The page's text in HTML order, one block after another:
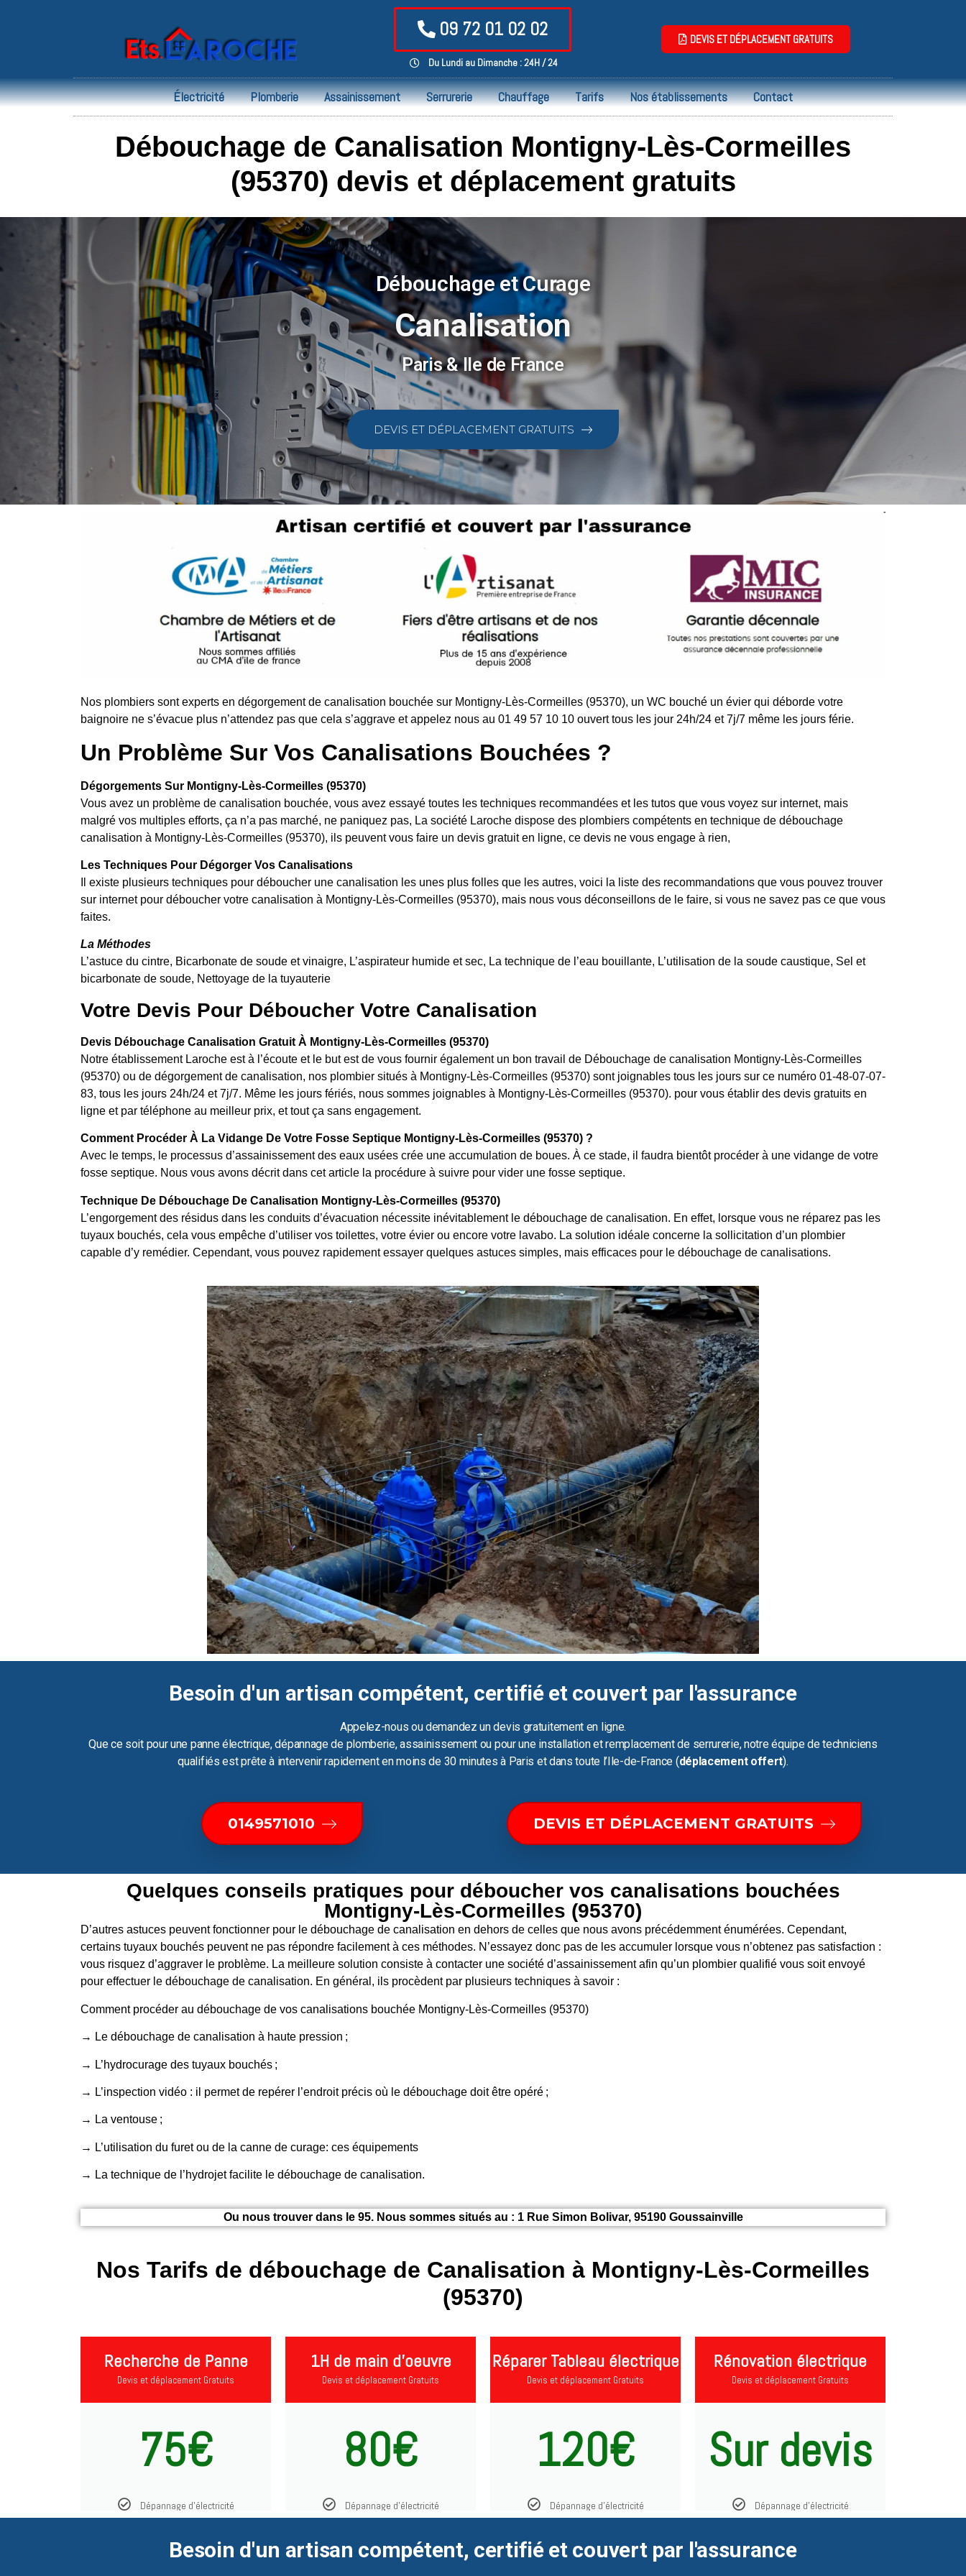
09 72 01 02 02
Du Lundi au Dimanche : 24H / 24
DEVIS ET DÉPLACEMENT GRATUITS
Électricité Plomberie Assainissement Serrurerie Chauffage Tarifs Nos établissements Contact
Débouchage de Canalisation Montigny-Lès-Cormeilles
(95370) devis et déplacement gratuits
Débouchage et Curage
Canalisation
Paris & Ile de France
DEVIS ET DÉPLACEMENT GRATUITS
Nos plombiers sont experts en dégorgement de canalisation bouchée sur Montigny-Lès-Cormeilles (95370), un WC bouché un évier qui déborde votre
baignoire ne s’évacue plus n’attendez pas que cela s’aggrave et appelez nous au 01 49 57 10 10 ouvert tous les jour 24h/24 et 7j/7 même les jours férie.
Un Problème Sur Vos Canalisations Bouchées ?
Dégorgements Sur Montigny-Lès-Cormeilles (95370)
Vous avez un problème de canalisation bouchée, vous avez essayé toutes les techniques recommandées et les tutos que vous voyez sur internet, mais
malgré vos multiples efforts, ça n’a pas marché, ne paniquez pas, La société Laroche dispose des plombiers compétents en technique de débouchage
canalisation à Montigny-Lès-Cormeilles (95370), ils peuvent vous faire un devis gratuit en ligne, ce devis ne vous engage à rien,
Les Techniques Pour Dégorger Vos Canalisations
Il existe plusieurs techniques pour déboucher une canalisation les unes plus folles que les autres, voici la liste des recommandations que vous pouvez trouver
sur internet pour déboucher votre canalisation à Montigny-Lès-Cormeilles (95370), mais nous vous déconseillons de le faire, si vous ne savez pas ce que vous
faites.
La Méthodes
L’astuce du cintre, Bicarbonate de soude et vinaigre, L’aspirateur humide et sec, La technique de l’eau bouillante, L’utilisation de la soude caustique, Sel et
bicarbonate de soude, Nettoyage de la tuyauterie
Votre Devis Pour Déboucher Votre Canalisation
Devis Débouchage Canalisation Gratuit À Montigny-Lès-Cormeilles (95370)
Notre établissement Laroche est à l’écoute et le but est de vous fournir également un bon travail de Débouchage de canalisation Montigny-Lès-Cormeilles
(95370) ou de dégorgement de canalisation, nos plombier situés à Montigny-Lès-Cormeilles (95370) sont joignables tous les jours sur ce numéro 01-48-07-07-
83, tous les jours 24h/24 et 7j/7. Même les jours fériés, nous sommes joignables à Montigny-Lès-Cormeilles (95370). pour vous établir des devis gratuits en
ligne et par téléphone au meilleur prix, et tout ça sans engagement.
Comment Procéder À La Vidange De Votre Fosse Septique Montigny-Lès-Cormeilles (95370) ?
Avec le temps, le processus d’assainissement des eaux usées crée une accumulation de boues. À ce stade, il faudra bientôt procéder à une vidange de votre
fosse septique. Nous vous avons décrit dans cet article la procédure à suivre pour vider une fosse septique.
Technique De Débouchage De Canalisation Montigny-Lès-Cormeilles (95370)
L’engorgement des résidus dans les conduits d’évacuation nécessite inévitablement le débouchage de canalisation. En effet, lorsque vous ne réparez pas les
tuyaux bouchés, cela vous empêche d’utiliser vos toilettes, votre évier ou encore votre lavabo. La solution idéale concerne la sollicitation d’un plombier
capable d’y remédier. Cependant, vous pouvez rapidement essayer quelques astuces simples, mais efficaces pour le débouchage de canalisations.
Besoin d'un artisan compétent, certifié et couvert par l'assurance
Appelez-nous ou demandez un devis gratuitement en ligne.
Que ce soit pour une panne électrique, dépannage de plomberie, assainissement ou pour une installation et remplacement de serrurerie, notre équipe de techniciens
qualifiés est prête à intervenir rapidement en moins de 30 minutes à Paris et dans toute l’Ile-de-France (déplacement offert).
0149571010 DEVIS ET DÉPLACEMENT GRATUITS
Quelques conseils pratiques pour déboucher vos canalisations bouchées
Montigny-Lès-Cormeilles (95370)
D’autres astuces peuvent fonctionner pour le débouchage de canalisation en dehors de celles que nous avons précédemment énumérées. Cependant,
certains tuyaux bouchés peuvent ne pas répondre facilement à ces méthodes. N’essayez donc pas de les accumuler lorsque vous n’obtenez pas satisfaction :
vous risquez d’aggraver le problème. La meilleure solution consiste à contacter une société d’assainissement afin qu’un plombier qualifié vous soit envoyé
pour effectuer le débouchage de canalisation. En général, ils procèdent par plusieurs techniques à savoir :
Comment procéder au débouchage de vos canalisations bouchée Montigny-Lès-Cormeilles (95370)
→ Le débouchage de canalisation à haute pression ;
→ L’hydrocurage des tuyaux bouchés ;
→ L’inspection vidéo : il permet de repérer l’endroit précis où le débouchage doit être opéré ;
→ La ventouse ;
→ L’utilisation du furet ou de la canne de curage: ces équipements
→ La technique de l’hydrojet facilite le débouchage de canalisation.
Ou nous trouver dans le 95. Nous sommes situés au : 1 Rue Simon Bolivar, 95190 Goussainville
Nos Tarifs de débouchage de Canalisation à Montigny-Lès-Cormeilles
(95370)
Recherche de Panne
Devis et déplacement Gratuits
75€
Dépannage d'électricité
1H de main d'oeuvre
Devis et déplacement Gratuits
80€
Dépannage d'électricité
Réparer Tableau électrique
Devis et déplacement Gratuits
120€
Dépannage d'électricité
Rénovation électrique
Devis et déplacement Gratuits
Sur devis
Dépannage d'électricité
Besoin d'un artisan compétent, certifié et couvert par l'assurance